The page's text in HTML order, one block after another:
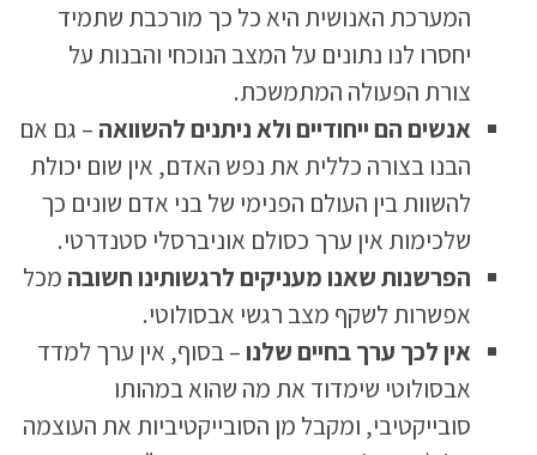
המערכת האנושית היא כל כך מורכבת שתמיד
יחסרו לנו נתונים על המצב הנוכחי והבנות על
צורת הפעולה המתמשכת.
אנשים הם ייחודיים ולא ניתנים להשוואה – גם אם
הבנו בצורה כללית את נפש האדם, אין שום יכולת
להשוות בין העולם הפנימי של בני אדם שונים כך
שלכימות אין ערך כסולם אוניברסלי סטנדרטי.
הפרשנות שאנו מעניקים לרגשותינו חשובה מכל
אפשרות לשקף מצב רגשי אבסולוטי.
אין לכך ערך בחיים שלנו– בסוף, אין ערך למדד
אבסולוטי שימדוד את מה שהוא במהותו
סובייקטיבי, ומקבל מן הסובייקטיביות את העוצמה